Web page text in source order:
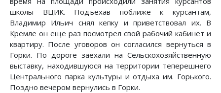
школы ВЦИК. Подъехав поближе к курсантам,
Владимир Ильич снял кепку и приветствовал их. В
Кремле он еще раз посмотрел свой рабочий кабинет и
квартиру. После уговоров он согласился вернуться в
Горки. По дороге заехали на Сельскохозяйственную
выставку, находившуюся на территории теперешнего
Центрального парка культуры и отдыха им. Горького.
Поздно вечером вернулись в Горки.